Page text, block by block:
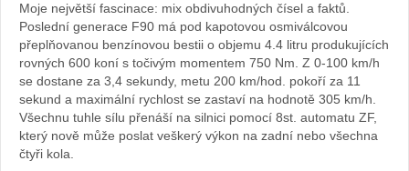
BMW
Moje největší fascinace: mix obdivuhodných čísel a faktů.
Poslední generace F90 má pod kapotovou osmiválcovou
přeplňovanou benzínovou bestii o objemu 4.4 litru produkujících
rovných 600 koní s točivým momentem 750 Nm. Z 0-100 km/h
se dostane za 3,4 sekundy, metu 200 km/hod. pokoří za 11
sekund a maximální rychlost se zastaví na hodnotě 305 km/h.
Všechnu tuhle sílu přenáší na silnici pomocí 8st. automatu ZF,
který nově může poslat veškerý výkon na zadní nebo všechna
čtyři kola.